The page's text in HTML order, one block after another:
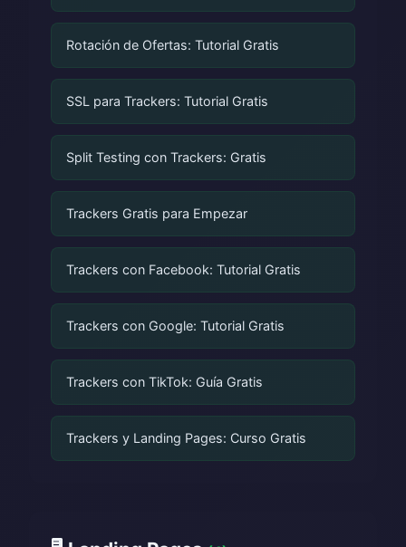
Rotación de Ofertas: Tutorial Gratis
SSL para Trackers: Tutorial Gratis
Split Testing con Trackers: Gratis
Trackers Gratis para Empezar
Trackers con Facebook: Tutorial Gratis
Trackers con Google: Tutorial Gratis
Trackers con TikTok: Guía Gratis
Trackers y Landing Pages: Curso Gratis